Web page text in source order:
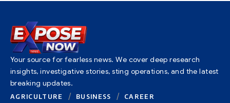
Your source for fearless news. We cover deep research
insights, investigative stories, sting operations, and the latest
breaking updates.
AGRICULTURE BUSINESS
CAREER